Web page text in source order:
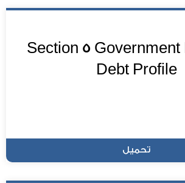
Section 5 Government
Debt Profile
تحميل